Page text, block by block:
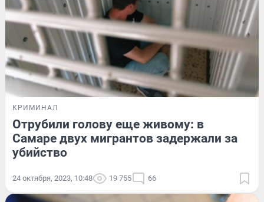
КРИМИНАЛ
Отрубили голову еще живому: в
Самаре двух мигрантов задержали за
убийство
24 октября, 2023, 10:48 19 755 66